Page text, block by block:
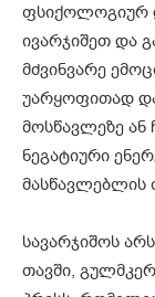
ფსიქოლოგიურ
ივარჯიშეთ და
მძვინვარე
უარყოფითად
მოსწავლეზე ან
ნეგატიური
მასწავლებლის
სავარჯიშოს
თავში,